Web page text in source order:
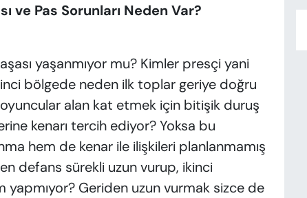
ve Pas Sorunları Neden Var?
yaşanmıyor mu? Kimler presçi yani
bölgede neden ilk toplar geriye doğru
alan kat etmek için bitişik duruş
kenarı tercih ediyor? Yoksa bu
hem de kenar ile ilişkileri planlanmamış
defans sürekli uzun vurup, ikinci
yapmıyor? Geriden uzun vurmak sizce de